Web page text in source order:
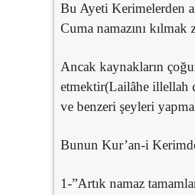
Bu Ayeti Kerimelerden
Cuma namazını
Ancak kaynakların
etmektir(Lailâhe illellah
ve benzeri şeyleri
Bunun Kur’an-i
1-”Artık namaz